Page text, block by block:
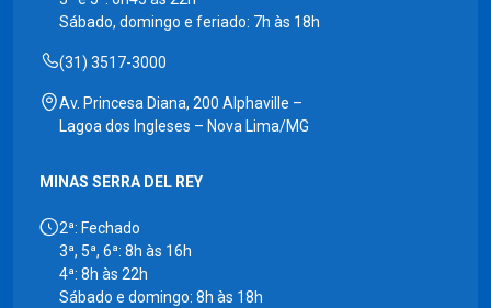
Sábado, domingo e feriado: 7h às 18h
(31) 3517-3000
Av. Princesa Diana, 200 Alphaville –
Lagoa dos Ingleses – Nova Lima/MG
MINAS SERRA DEL REY
2ª: Fechado
3ª, 5ª, 6ª: 8h às 16h
4ª: 8h às 22h
Sábado e domingo: 8h às 18h